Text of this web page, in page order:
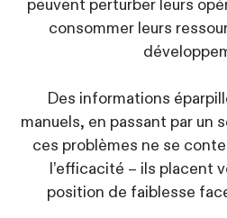
peuvent perturber leurs
consommer leurs
Des informations
manuels, en passant par un
ces problèmes ne se
l’efficacité – ils placent
position de faiblesse